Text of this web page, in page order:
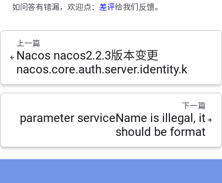
如问答有错漏，欢迎点： 差评给我们反馈。
上一篇
Nacos nacos2.2.3版本变更
nacos.core.auth.server.identity.k
下一篇
parameter serviceName is illegal, it
should be format